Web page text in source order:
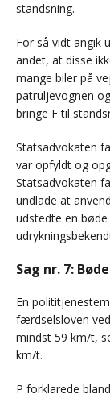
standsning.
For så vidt angik
andet, at disse
mange biler på
patruljevognen
bringe F til
Statsadvokaten
var opfyldt og
Statsadvokaten
undlade at
udstedte en
Sag nr. 7:
En
færdselsloven
mindst 59 km/t,
km/t.
P forklarede